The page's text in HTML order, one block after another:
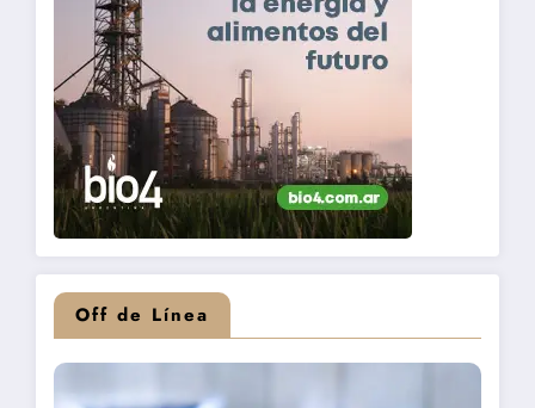
Off de Línea